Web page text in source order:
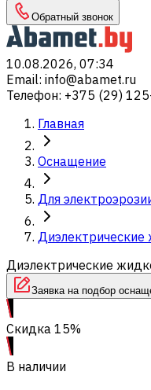
Обратный звонок
10.08.2026, 07:34
Email: info@abamet.ru
Телефон: +375 (29)
Главная
Оснащение
Для
Диэлектрические
Диэлектрические
Заявка на подбор
Скидка 15%
В наличии